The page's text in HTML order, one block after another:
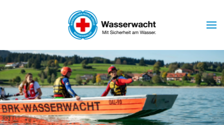
Skip to main content